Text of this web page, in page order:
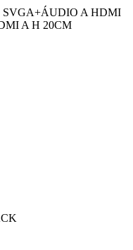
SVGA+ÁUDIO A HDMI
A H 20CM